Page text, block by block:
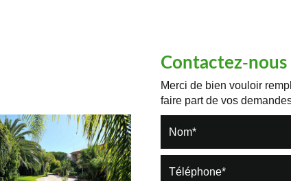
Contactez-nous
Merci de bien vouloir
faire part de vos